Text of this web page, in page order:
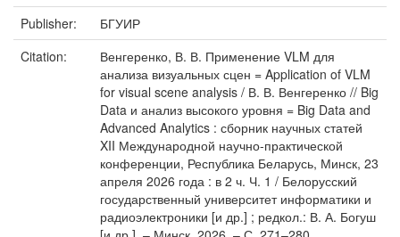
Publisher:
БГУИР
Citation:
Венгеренко, В. В. Применение VLM для
анализа визуальных сцен = Application of VLM
for visual scene analysis / В. В. Венгеренко // Big
Data и анализ высокого уровня = Big Data and
Advanced Analytics : сборник научных статей
XII Международной научно-практической
конференции, Республика Беларусь, Минск, 23
апреля 2026 года : в 2 ч. Ч. 1 / Белорусский
государственный университет информатики и
радиоэлектроники [и др.] ; редкол.: В. А. Богуш